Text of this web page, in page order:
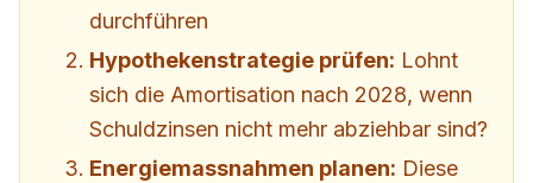
durchführen
Hypothekenstrategie prüfen: Lohnt
sich die Amortisation nach 2028, wenn
Schuldzinsen nicht mehr abziehbar sind?
Energiemassnahmen planen: Diese